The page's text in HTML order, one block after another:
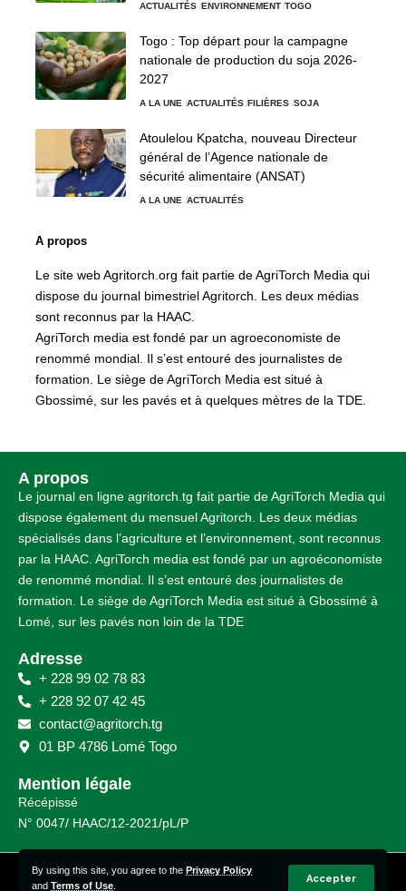
By using this site, you agree to the Privacy Policy
and Terms of Use
Accepter
ACTUALITÉS ENVIRONNEMENT TOGO
Togo : Top départ pour la campagne
nationale de production du soja 2026-
2027
A LA UNE ACTUALITÉS FILIÈRES SOJA
Atoulelou Kpatcha, nouveau Directeur
général de l’Agence nationale de
sécurité alimentaire (ANSAT)
A LA UNE ACTUALITÉS
A propos
Le site web Agritorch.org fait partie de AgriTorch Media qui
dispose du journal bimestriel Agritorch. Les deux médias
sont reconnus par la HAAC.
AgriTorch media est fondé par un agroeconomiste de
renommé mondial. Il s’est entouré des journalistes de
formation. Le siège de AgriTorch Media est situé à
Gbossimé, sur les pavés et à quelques mètres de la TDE.
A propos
Le journal en ligne agritorch.tg fait partie de AgriTorch Media qui
dispose également du mensuel Agritorch. Les deux médias
spécialisés dans l’agriculture et l’environnement, sont reconnus
par la HAAC. AgriTorch media est fondé par un agroéconomiste
de renommé mondial. Il s’est entouré des journalistes de
formation. Le siège de AgriTorch Media est situé à Gbossimé à
Lomé, sur les pavés non loin de la TDE
Adresse
+ 228 99 02 78 83
+ 228 92 07 42 45
contact@agritorch.tg
01 BP 4786 Lomé Togo
Mention légale
Récépissé
N° 0047/ HAAC/12-2021/pL/P
© Agritorch 2023 – 2025 | Tous droits réservés.